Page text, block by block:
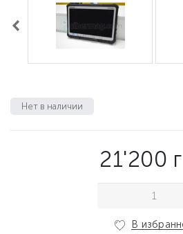
Нет в наличии
21'200
В